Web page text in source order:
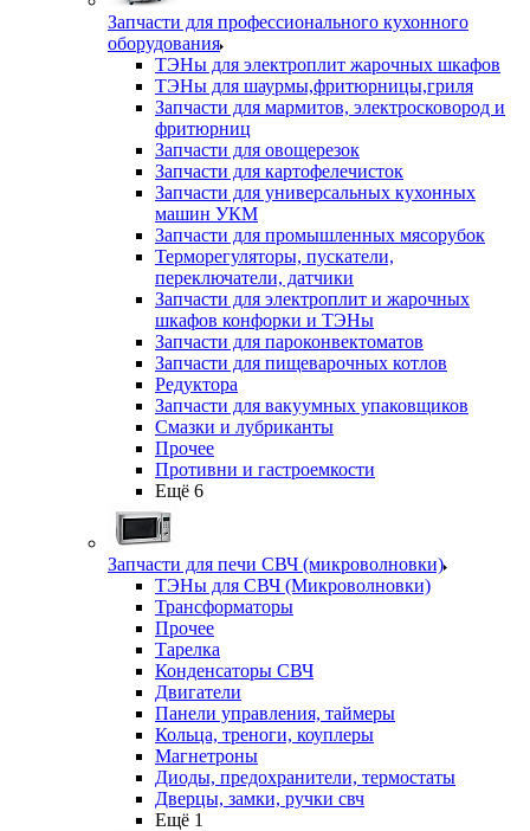
Запчасти для профессионального кухонного
оборудования
ТЭНы для электроплит жарочных шкафов
ТЭНы для шаурмы,фритюрницы,гриля
Запчасти для мармитов, электросковород и
фритюрниц
Запчасти для овощерезок
Запчасти для картофелечисток
Запчасти для универсальных кухонных
машин УКМ
Запчасти для промышленных мясорубок
Терморегуляторы, пускатели,
переключатели, датчики
Запчасти для электроплит и жарочных
шкафов конфорки и ТЭНы
Запчасти для пароконвектоматов
Запчасти для пищеварочных котлов
Редуктора
Запчасти для вакуумных упаковщиков
Смазки и лубриканты
Прочее
Противни и гастроемкости
Ещё 6
Запчасти для печи СВЧ (микроволновки)
ТЭНы для СВЧ (Микроволновки)
Трансформаторы
Прочее
Тарелка
Конденсаторы СВЧ
Двигатели
Панели управления, таймеры
Кольца, треноги, коуплеры
Магнетроны
Диоды, предохранители, термостаты
Дверцы, замки, ручки свч
Ещё 1